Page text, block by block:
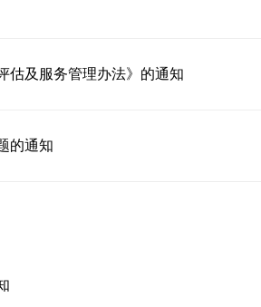
估及服务管理办法》的通知
的通知